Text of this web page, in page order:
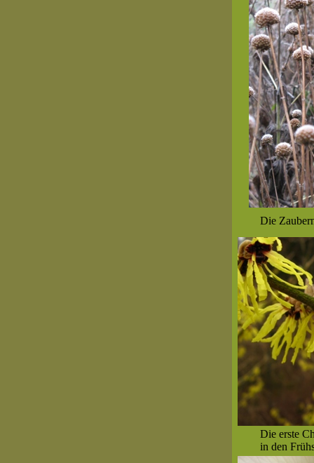
Die
Die erste
in den